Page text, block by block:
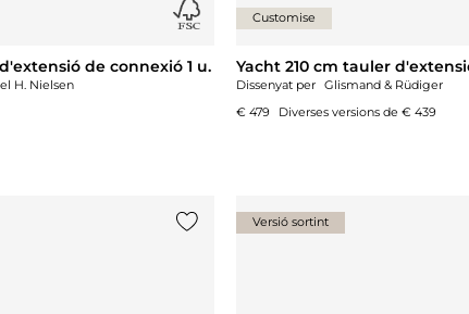
de connexió 1 u.
H. Nielsen
Customise
Yacht 210 cm tauler
Dissenyat per Glismand & Rüdiger
€ 479
Diverses versions de € 439
Versió sortint